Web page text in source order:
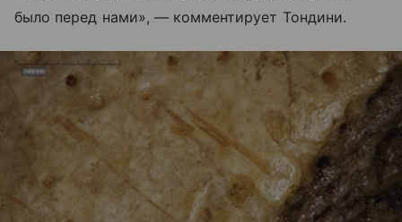
было перед нами», — комментирует Тондини.